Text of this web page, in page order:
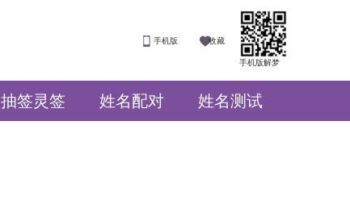
手机版解梦
手机版 收藏
抽签灵签 姓名配对 姓名测试